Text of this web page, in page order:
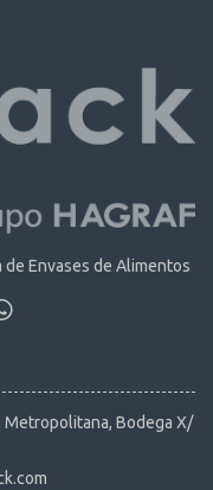
Envases de Alimentos
Metropolitana, Bodega X/